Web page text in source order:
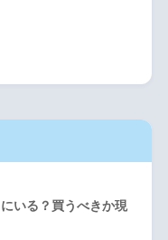
いる？買うべきか現